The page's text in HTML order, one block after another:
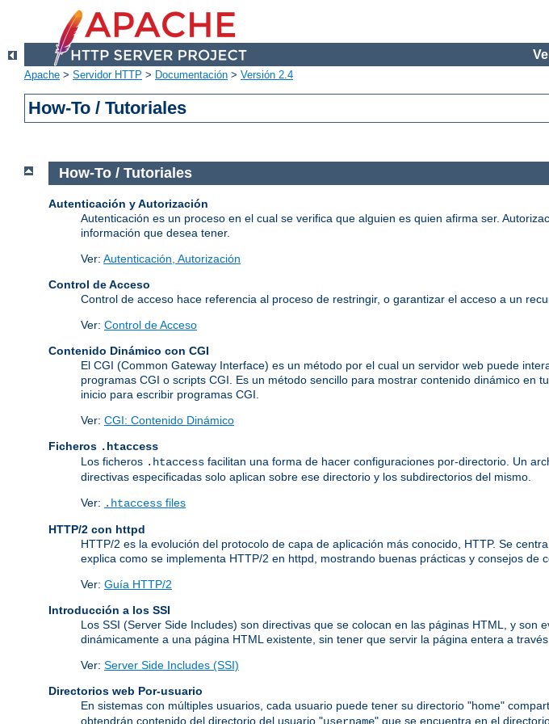
Apache > Servidor HTTP > Documentación > Versión 2.4
How-To / Tutoriales
How-To / Tutoriales
Autenticación y Autorización
Autenticación es un proceso en el cual se verifica que alguien es quien afirma ser.
información que desea tener.
Ver: Autenticación, Autorización
Control de Acceso
Control de acceso hace referencia al proceso de restringir, o garantizar el acceso a un
Ver: Control de Acceso
Contenido Dinámico con CGI
El CGI (Common Gateway Interface) es un método por el cual un servidor web puede
programas CGI o scripts CGI. Es un método sencillo para mostrar contenido dinámico
inicio para escribir programas CGI.
Ver: CGI: Contenido Dinámico
Ficheros .htaccess
Los ficheros .htaccess facilitan una forma de hacer configuraciones por-directorio. Un
directivas especificadas solo aplican sobre ese directorio y los subdirectorios del mismo.
Ver: .htaccess files
HTTP/2 con httpd
HTTP/2 es la evolución del protocolo de capa de aplicación más conocido, HTTP. Se
explica como se implementa HTTP/2 en httpd, mostrando buenas prácticas y consejos de
Ver: Guía HTTP/2
Introducción a los SSI
Los SSI (Server Side Includes) son directivas que se colocan en las páginas HTML, y
dinámicamente a una página HTML existente, sin tener que servir la página entera a
Ver: Server Side Includes (SSI)
Directorios web Por-usuario
En sistemas con múltiples usuarios, cada usuario puede tener su directorio "home"
obtendrán contenido del directorio del usuario "username" que se encuentra en el